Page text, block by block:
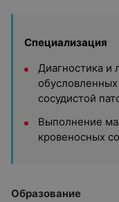
Специализация
Диагностика и
сосудистой
Выполнение
кровеносных
Образование